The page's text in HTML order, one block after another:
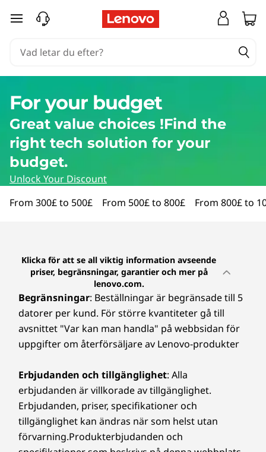
B
b
a
a
d
hoppa vidare till huvudinnehållet
For your budget
Great value choices !Find the
right tech solution for your
budget.
Unlock Your Discount
From 300£ to 500£
From 500£ to 800£ From 800£ to
Klicka för att se all viktig information avseende
priser, begränsningar, garantier och mer på
lenovo.com.
Begränsningar: Beställningar är begränsade till 5
datorer per kund. För större kvantiteter gå till
avsnittet "Var kan man handla" på webbsidan för
uppgifter om återförsäljare av Lenovo-produkter
Erbjudanden och tillgänglighet: Alla
erbjudanden är villkorade av tillgänglighet.
Erbjudanden, priser, specifikationer och
tillgänglighet kan ändras när som helst utan
förvarning.Produkterbjudanden och